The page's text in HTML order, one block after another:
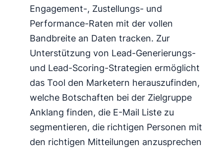
Engagement-, Zustellungs- und
Performance-Raten mit der vollen
Bandbreite an Daten tracken. Zur
Unterstützung von Lead-Generierungs-
und Lead-Scoring-Strategien ermöglicht
das Tool den Marketern herauszufinden,
welche Botschaften bei der Zielgruppe
Anklang finden, die E-Mail Liste zu
segmentieren, die richtigen Personen mit
den richtigen Mitteilungen anzusprechen